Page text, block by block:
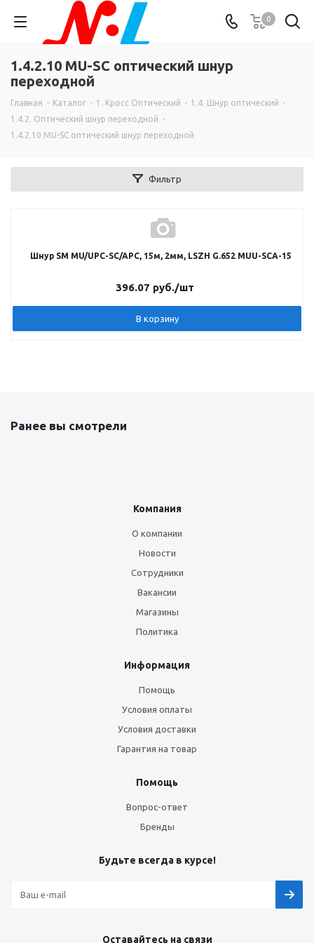
0
1.4.2.10 MU-SC оптический шнур
переходной
Главная - Каталог - 1. Кросс Оптический - 1.4. Шнур оптический -
1.4.2. Оптический шнур переходной -
1.4.2.10 MU-SC оптический шнур переходной
Фильтр
Шнур SM MU/UPC-SC/APC, 15м, 2мм, LSZH G.652 MUU-SCA-15
396.07 руб./шт
В корзину
Ранее вы смотрели
Компания
О компании
Новости
Сотрудники
Вакансии
Магазины
Политика
Информация
Помощь
Условия оплаты
Условия доставки
Гарантия на товар
Помощь
Вопрос-ответ
Бренды
Будьте всегда в курсе!
Оставайтесь на связи